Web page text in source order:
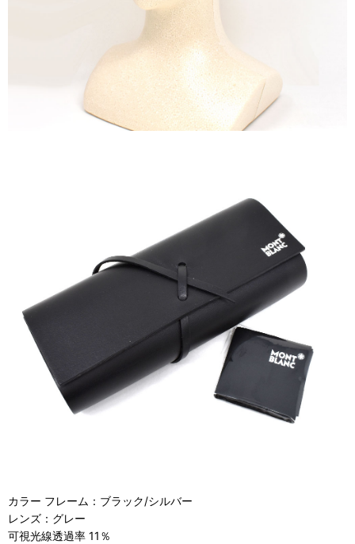
カラー フレーム：ブラック/シルバー
レンズ：グレー
可視光線透過率 11％